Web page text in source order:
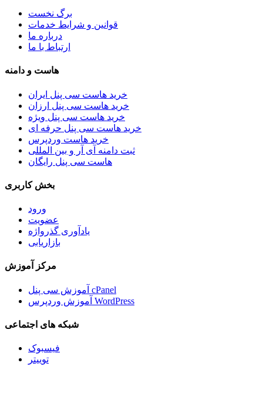
برگ نخست
قوانین و شرایط خدمات
درباره ما
ارتباط با ما
هاست و دامنه
خرید هاست سی پنل ایران
خرید هاست سی پنل ارزان
خرید هاست سی پنل ویژه
خرید هاست سی پنل حرفه ای
خرید هاست وردپرس
ثبت دامنه آی آر و بین المللی
هاست سی پنل رایگان
بخش کاربری
ورود
عضویت
یادآوری گذرواژه
بازاریابی
مرکز آموزش
آموزش سی پنل cPanel
آموزش وردپرس WordPress
شبکه های اجتماعی
فیسبوک
توییتر